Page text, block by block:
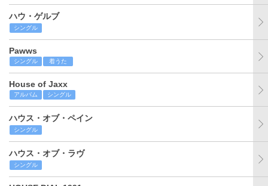
ハウ・ゲルブ
シングル
Pawws
シングル 着うた
House of Jaxx
アルバム シングル
ハウス・オブ・ペイン
シングル
ハウス・オブ・ラヴ
シングル